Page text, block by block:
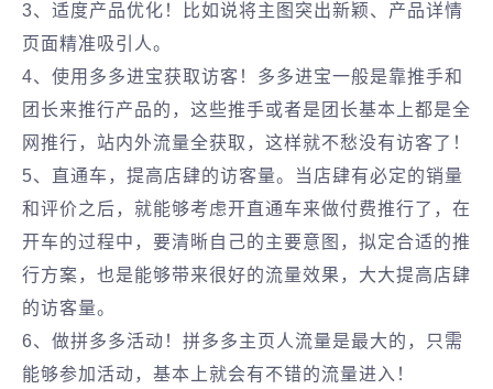
3、适度产品优化！比如说将主图突出新颖、产品详情
页面精准吸引人。
4、使用多多进宝获取访客！多多进宝一般是靠推手和
团长来推行产品的，这些推手或者是团长基本上都是全
网推行，站内外流量全获取，这样就不愁没有访客了！
5、直通车，提高店肆的访客量。当店肆有必定的销量
和评价之后，就能够考虑开直通车来做付费推行了，在
开车的过程中，要清晰自己的主要意图，拟定合适的推
行方案，也是能够带来很好的流量效果，大大提高店肆
的访客量。
6、做拼多多活动！拼多多主页人流量是最大的，只需
能够参加活动，基本上就会有不错的流量进入！